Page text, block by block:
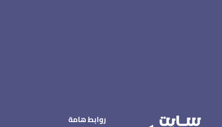
روابط هامة